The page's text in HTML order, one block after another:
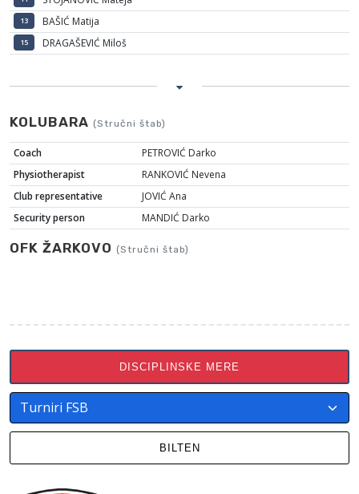
13 BAŠIĆ Matija
15 DRAGAŠEVIĆ Miloš
KOLUBARA (Stručni štab)
Coach
PETROVIĆ Darko
Physiotherapist
RANKOVIĆ Nevena
Club representative
JOVIĆ Ana
Security person
MANDIĆ Darko
OFK ŽARKOVO (Stručni štab)
DISCIPLINSKE MERE
BILTEN